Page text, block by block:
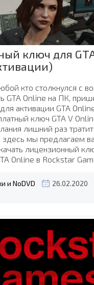
ключ для
кто столкнулся с
GTA Online на ПК,
активации GTA
ключ GTA V
лишний раз
здесь мы предлагаем
лицензионный
Online в Rockstar
и NoDVD 26.02.2020